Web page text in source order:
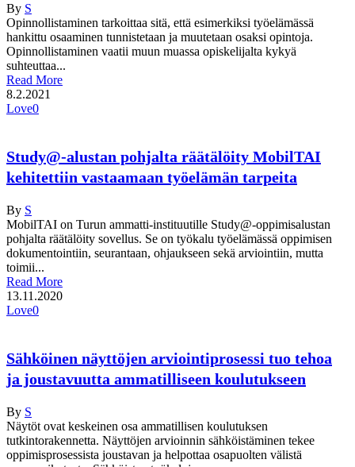
By S
Opinnollistaminen tarkoittaa sitä, että esimerkiksi työelämässä
hankittu osaaminen tunnistetaan ja muutetaan osaksi opintoja.
Opinnollistaminen vaatii muun muassa opiskelijalta kykyä
suhteuttaa...
Read More
8.2.2021
Love0
Study@-alustan pohjalta räätälöity MobilTAI
kehitettiin vastaamaan työelämän tarpeita
By S
MobilTAI on Turun ammatti-instituutille Study@-oppimisalustan
pohjalta räätälöity sovellus. Se on työkalu työelämässä oppimisen
dokumentointiin, seurantaan, ohjaukseen sekä arviointiin, mutta
toimii...
Read More
13.11.2020
Love0
Sähköinen näyttöjen arviointiprosessi tuo tehoa
ja joustavuutta ammatilliseen koulutukseen
By S
Näytöt ovat keskeinen osa ammatillisen koulutuksen
tutkintorakennetta. Näyttöjen arvioinnin sähköistäminen tekee
oppimisprosessista joustavan ja helpottaa osapuolten välistä